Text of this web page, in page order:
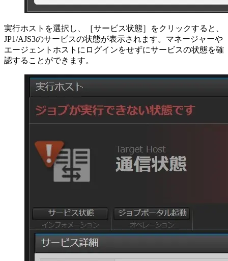
実行ホストを選択し、［サービス状態］をクリックすると、
JP1/AJS3のサービスの状態が表示されます。マネージャーや
エージェントホストにログインをせずにサービスの状態を確
認することができます。